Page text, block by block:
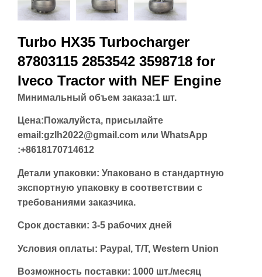
Turbo HX35 Turbocharger
87803115 2853542 3598718 for
Iveco Tractor with NEF Engine
Минимальный объем заказа:1 шт.
Цена: Пожалуйста, присылайте
email:gzlh2022@gmail.com или WhatsApp
:+8618170714612
Детали упаковки: Упаковано в стандартную
экспортную упаковку в соответствии с
требованиями заказчика.
Срок доставки: 3-5 рабочих дней
Условия оплаты: Paypal, T/T, Western Union
Возможность поставки: 1000 шт./месяц